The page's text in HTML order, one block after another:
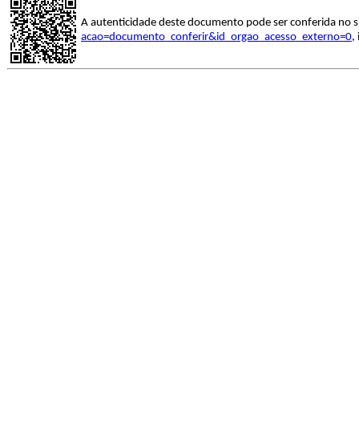
A autenticidade deste documento pode ser conferida no
acao=documento_conferir&id_orgao_acesso_externo=0,